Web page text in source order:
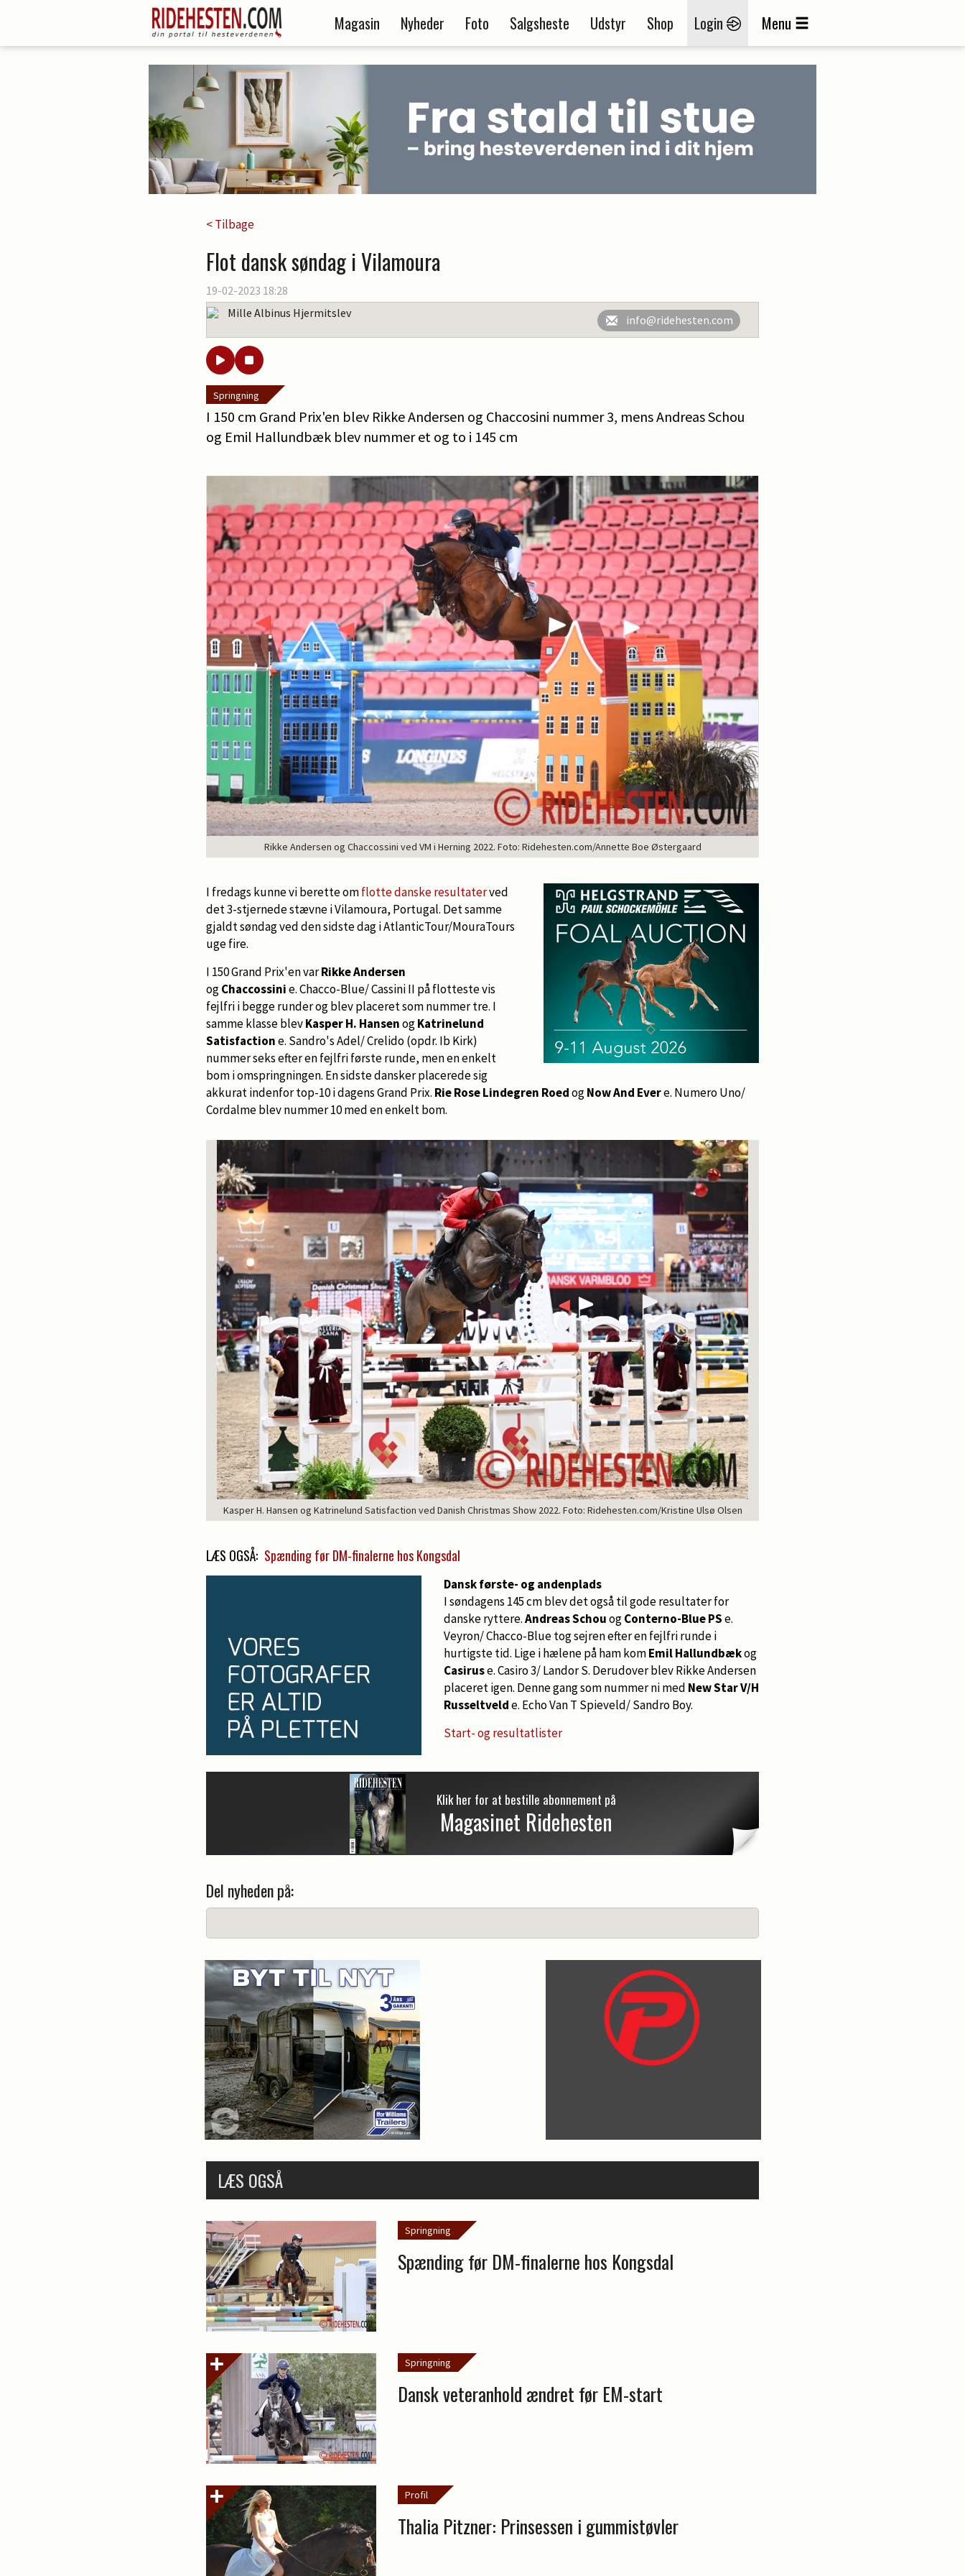
Magasin Nyheder Foto Salgsheste Udstyr Shop Login Menu
< Tilbage
Flot dansk søndag i Vilamoura
19-02-2023 18:28
Mille Albinus Hjermitslev
info@ridehesten.com
Springning
I 150 cm Grand Prix'en blev Rikke Andersen og Chaccosini nummer 3, mens Andreas Schou
og Emil Hallundbæk blev nummer et og to i 145 cm
Rikke Andersen og Chaccossini ved VM i Herning 2022. Foto: Ridehesten.com/Annette Boe Østergaard
I fredags kunne vi berette omflotte danske resultaterved
det 3-stjernede stævne i Vilamoura, Portugal. Det samme
gjaldt søndag ved den sidste dag i AtlanticTour/MouraTours
uge fire.
I 150 Grand Prix'en varRikke Andersen
ogChaccossinie. Chacco-Blue/ Cassini II på flotteste vis
fejlfri i begge runder og blev placeret som nummer tre. I
samme klasse blevKasper H. HansenogKatrinelund
Satisfactione. Sandro's Adel/ Crelido (opdr. Ib Kirk)
nummer seks efter en fejlfri første runde, men en enkelt
bom i omspringningen. En sidste dansker placerede sig
akkurat indenfor top-10 i dagens Grand Prix. Rie Rose Lindegren RoedogNow And Evere. Numero Uno/
Cordalme blev nummer 10 med en enkelt bom.
Kasper H. Hansen og Katrinelund Satisfaction ved Danish Christmas Show 2022. Foto: Ridehesten.com/Kristine Ulsø Olsen
LÆS OGSÅ: Spænding før DM-finalerne hos Kongsdal
Dansk første- og andenplads
I søndagens 145 cm blev det også til gode resultater for
danske ryttere.Andreas SchouogConterno-Blue PSe.
Veyron/ Chacco-Blue tog sejren efter en fejlfri runde i
hurtigste tid. Lige i hælene på ham komEmil Hallundbækog
Casiruse. Casiro 3/ Landor S. Derudover blev Rikke Andersen
placeret igen. Denne gang som nummer ni med New Star V/H
Russeltvelde. Echo Van T Spieveld/ Sandro Boy.
Start- og resultatlister
Klik her for at bestille abonnement på
Magasinet Ridehesten
Del nyheden på:
LÆS OGSÅ
Springning
Spænding før DM-finalerne hos Kongsdal
Springning
Dansk veteranhold ændret før EM-start
Profil
Thalia Pitzner: Prinsessen i gummistøvler